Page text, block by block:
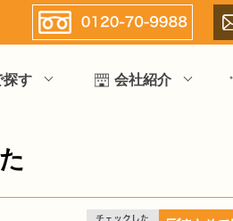
探す 会社紹介